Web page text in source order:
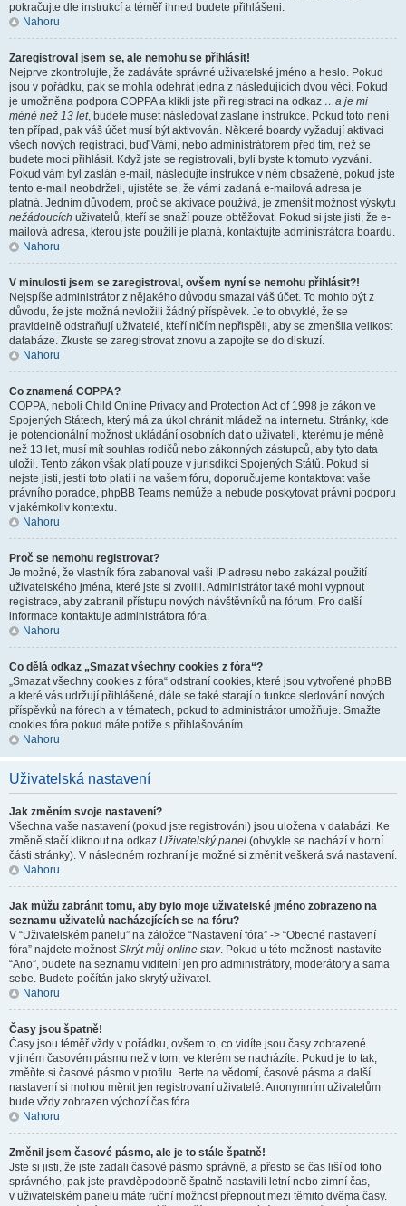
pokračujte dle instrukcí a téměř ihned budete přihlášeni.
Nahoru
Zaregistroval jsem se, ale nemohu se přihlásit!
Nejprve zkontrolujte, že zadáváte správné uživatelské jméno a heslo. Pokud
jsou v pořádku, pak se mohla odehrát jedna z následujících dvou věcí. Pokud
je umožněna podpora COPPA a klikli jste při registraci na odkaz …a je mi
méně než 13 let, budete muset následovat zaslané instrukce. Pokud toto není
ten případ, pak váš účet musí být aktivován. Některé boardy vyžadují aktivaci
všech nových registrací, buď Vámi, nebo administrátorem před tím, než se
budete moci přihlásit. Když jste se registrovali, byli byste k tomuto vyzváni.
Pokud vám byl zaslán e-mail, následujte instrukce v něm obsažené, pokud jste
tento e-mail neobdrželi, ujistěte se, že vámi zadaná e-mailová adresa je
platná. Jedním důvodem, proč se aktivace používá, je zmenšit možnost výskytu
nežádoucích uživatelů, kteří se snaží pouze obtěžovat. Pokud si jste jisti, že e-
mailová adresa, kterou jste použili je platná, kontaktujte administrátora boardu.
Nahoru
V minulosti jsem se zaregistroval, ovšem nyní se nemohu přihlásit?!
Nejspíše administrátor z nějakého důvodu smazal váš účet. To mohlo být z
důvodu, že jste možná nevložili žádný příspěvek. Je to obvyklé, že se
pravidelně odstraňují uživatelé, kteří ničím nepřispěli, aby se zmenšila velikost
databáze. Zkuste se zaregistrovat znovu a zapojte se do diskuzí.
Nahoru
Co znamená COPPA?
COPPA, neboli Child Online Privacy and Protection Act of 1998 je zákon ve
Spojených Státech, který má za úkol chránit mládež na internetu. Stránky, kde
je potencionální možnost ukládání osobních dat o uživateli, kterému je méně
než 13 let, musí mít souhlas rodičů nebo zákonných zástupců, aby tyto data
uložil. Tento zákon však platí pouze v jurisdikci Spojených Států. Pokud si
nejste jisti, jestli toto platí i na vašem fóru, doporučujeme kontaktovat vaše
právního poradce, phpBB Teams nemůže a nebude poskytovat právni podporu
v jakémkoliv kontextu.
Nahoru
Proč se nemohu registrovat?
Je možné, že vlastník fóra zabanoval vaši IP adresu nebo zakázal použití
uživatelského jména, které jste si zvolili. Administrátor také mohl vypnout
registrace, aby zabranil přístupu nových návštěvníků na fórum. Pro další
informace kontaktuje administrátora fóra.
Nahoru
Co dělá odkaz „Smazat všechny cookies z fóra“?
„Smazat všechny cookies z fóra“ odstraní cookies, které jsou vytvořené phpBB
a které vás udržují přihlášené, dále se také starají o funkce sledování nových
příspěvků na fórech a v tématech, pokud to administrátor umožňuje. Smažte
cookies fóra pokud máte potíže s přihlašováním.
Nahoru
Uživatelská nastavení
Jak změním svoje nastavení?
Všechna vaše nastavení (pokud jste registrováni) jsou uložena v databázi. Ke
změně stačí kliknout na odkaz Uživatelský panel (obvykle se nachází v horní
části stránky). V následném rozhraní je možné si změnit veškerá svá nastavení.
Nahoru
Jak můžu zabránit tomu, aby bylo moje uživatelské jméno zobrazeno na
seznamu uživatelů nacházejících se na fóru?
V “Uživatelském panelu” na záložce “Nastavení fóra” -> “Obecné nastavení
fóra” najdete možnostSkrýt můj online stav. Pokud u této možnosti nastavíte
“Ano”, budete na seznamu viditelní jen pro administrátory, moderátory a sama
sebe. Budete počítán jako skrytý uživatel.
Nahoru
Časy jsou špatně!
Časy jsou téměř vždy v pořádku, ovšem to, co vidíte jsou časy zobrazené
v jiném časovém pásmu než v tom, ve kterém se nacházíte. Pokud je to tak,
změňte si časové pásmo v profilu. Berte na vědomí, časové pásma a další
nastavení si mohou měnit jen registrovaní uživatelé. Anonymním uživatelům
bude vždy zobrazen výchozí čas fóra.
Nahoru
Změnil jsem časové pásmo, ale je to stále špatně!
Jste si jisti, že jste zadali časové pásmo správně, a přesto se čas liší od toho
správného, pak jste pravděpodobně špatně nastavili letní nebo zimní čas,
v uživatelském panelu máte ruční možnost přepnout mezi těmito dvěma časy.